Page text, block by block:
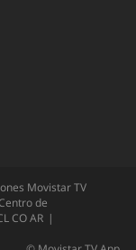
Movistar TV
de
COAR